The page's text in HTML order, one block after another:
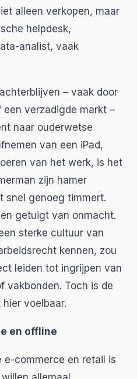
alleen verkopen, maar
helpdesk,
analist, vaak
– vaak door
verzadigde markt –
naar ouderwetse
van een iPad,
van het werk, is het
zijn hamer
snel genoeg timmert.
getuigt van onmacht.
sterke cultuur van
kennen, zou
leiden tot ingrijpen van
vakbonden. Toch is de
voelbaar.
en offline
e-commerce en retail is